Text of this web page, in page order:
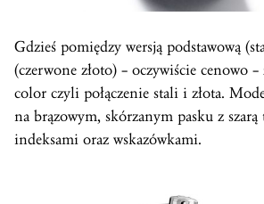
Gdzieś pomiędzy wersją podstawową
(czerwone złoto) – oczywiście cenowo
color czyli połączenie stali i złota.
na brązowym, skórzanym pasku z
indeksami oraz wskazówkami.